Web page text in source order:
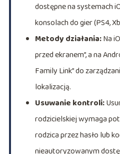
dostępne na systemach
konsolach do gier (PS4,
Metody działania:Na
przed ekranem”, a na
Family Link” do
lokalizacją.
Usuwanie kontroli:
rodzicielskiej wymaga
rodzica przez hasło lub
nieautoryzowanym